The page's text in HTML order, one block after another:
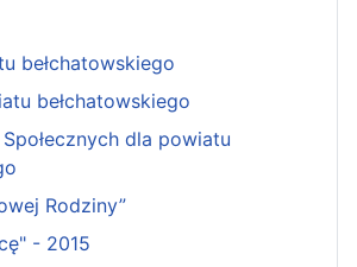
bełchatowskiego
bełchatowskiego
Społecznych dla powiatu
Rodziny”
- 2015